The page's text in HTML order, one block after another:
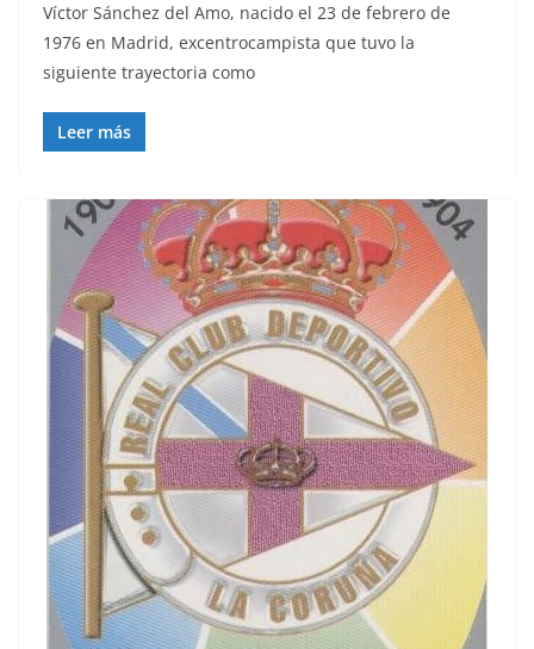
Víctor Sánchez del Amo, nacido el 23 de febrero de
1976 en Madrid, excentrocampista que tuvo la
siguiente trayectoria como
Leer más